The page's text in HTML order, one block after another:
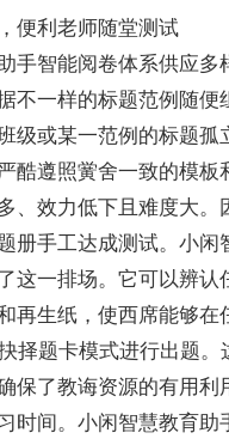
便利老师随堂测试
手智能阅卷体系供应多
不一样的标题范例随便
级或某一范例的标题孤
酷遵照黉舍一致的模板
、效力低下且难度大。
册手工达成测试。小闲
这一排场。它可以辨认
再生纸，使西席能够在
择题卡模式进行出题。
保了教诲资源的有用利
时间。小闲智慧教育助